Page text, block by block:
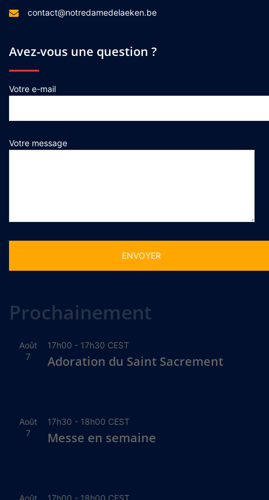
contact@notredamedelaeken.be
Avez-vous une question ?
Votre e-mail
Votre message
Prochainement
Août
7
17h00 - 17h30 CEST
Adoration du Saint Sacrement
Août
7
17h30 - 18h00 CEST
Messe en semaine
Août
17h00 - 18h00 CEST